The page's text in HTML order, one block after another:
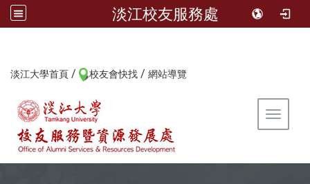
淡江校友服務處
淡江大學首頁 / 校友會快找 / 網站導覽
Toggle